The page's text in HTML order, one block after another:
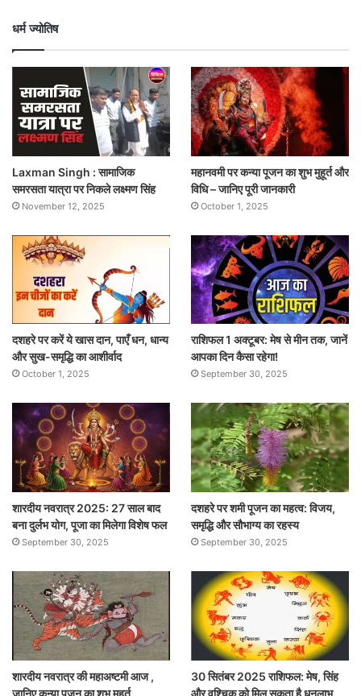
धर्म ज्योतिष
Laxman Singh : सामाजिक
समरसता यात्रा पर निकले लक्ष्मण सिंह
November 12, 2025
महानवमी पर कन्या पूजन का शुभ मुहूर्त और
विधि – जानिए पूरी जानकारी
October 1, 2025
दशहरे पर करें ये खास दान, पाएँ धन, धान्य
और सुख-समृद्धि का आशीर्वाद
October 1, 2025
राशिफल 1 अक्टूबर: मेष से मीन तक, जानें
आपका दिन कैसा रहेगा!
September 30, 2025
शारदीय नवरात्र 2025: 27 साल बाद
बना दुर्लभ योग, पूजा का मिलेगा विशेष फल
September 30, 2025
दशहरे पर शमी पूजन का महत्व: विजय,
समृद्धि और सौभाग्य का रहस्य
September 30, 2025
शारदीय नवरात्र की महाअष्टमी आज ,
जानिए कन्या पूजन का शुभ मुहूर्त
30 सितंबर 2025 राशिफल: मेष, सिंह
और वृश्चिक को मिल सकता है धनलाभ,